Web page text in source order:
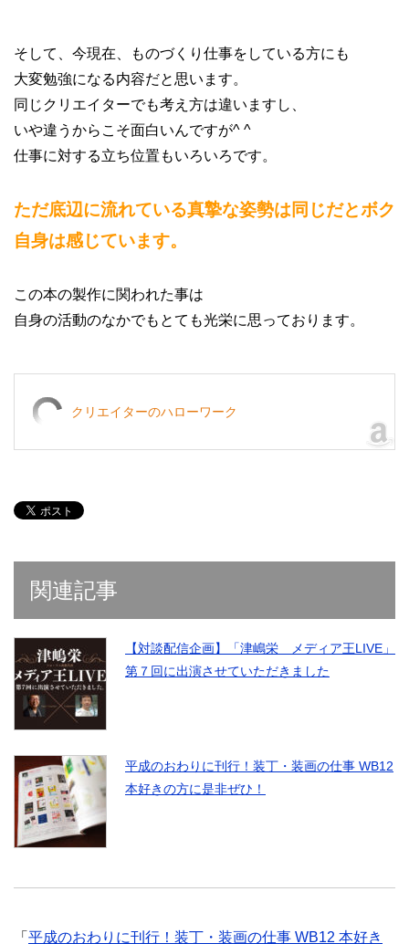
そして、今現在、ものづくり仕事をしている方にも
大変勉強になる内容だと思います。
同じクリエイターでも考え方は違いますし、
いや違うからこそ面白いんですが^ ^
仕事に対する立ち位置もいろいろです。
ただ底辺に流れている真摯な姿勢は同じだとボク
自身は感じています。
この本の製作に関われた事は
自身の活動のなかでもとても光栄に思っております。
クリエイターのハローワーク
関連記事
【対談配信企画】「津嶋栄 メディア王LIVE」
第７回に出演させていただきました
平成のおわりに刊行！装丁・装画の仕事 WB12
本好きの方に是非ぜひ！
「 平成のおわりに刊行！装丁・装画の仕事 WB12 本好き